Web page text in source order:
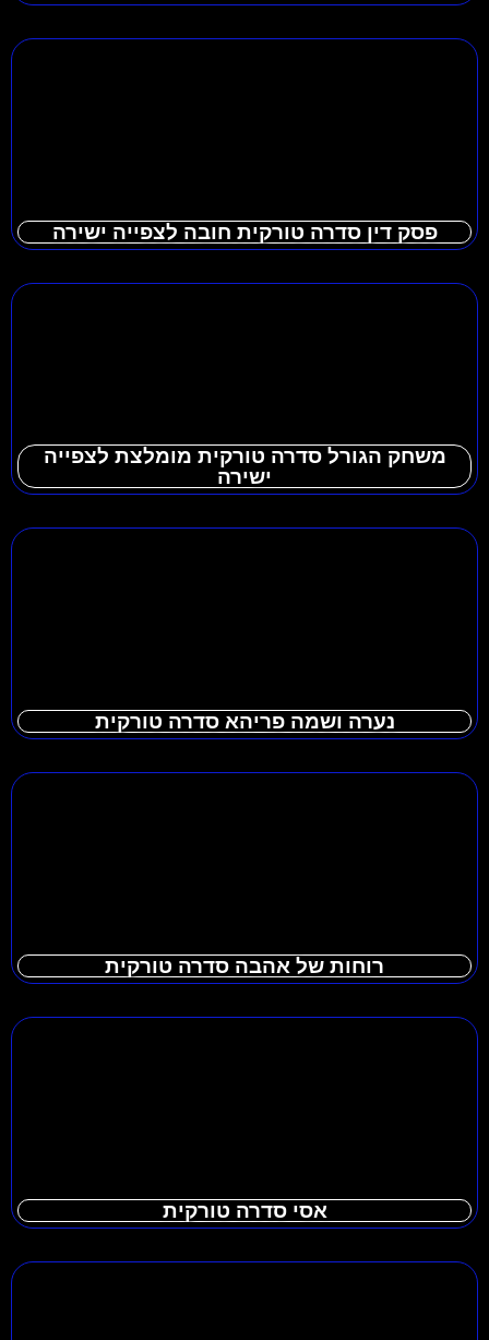
פסק דין סדרה טורקית חובה לצפייה ישירה
משחק הגורל סדרה טורקית מומלצת לצפייה
ישירה
נערה ושמה פריהא סדרה טורקית
רוחות של אהבה סדרה טורקית
אסי סדרה טורקית